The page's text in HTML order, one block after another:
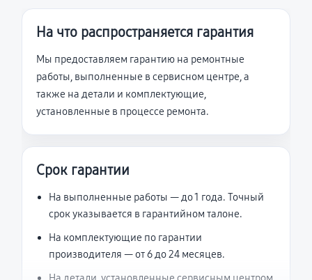
На что распространяется гарантия
Мы предоставляем гарантию на ремонтные
работы, выполненные в сервисном центре, а
также на детали и комплектующие,
установленные в процессе ремонта.
Срок гарантии
На выполненные работы — до 1 года. Точный
срок указывается в гарантийном талоне.
На комплектующие по гарантии
производителя — от 6 до 24 месяцев.